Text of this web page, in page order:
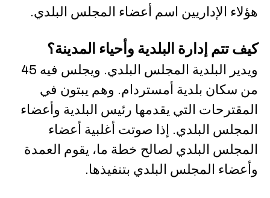
هؤلاء الإداريين اسم أعضاء المجلس البلدي.
كيف تتم إدارة البلدية وأحياء المدينة؟
ويدير البلدية المجلس البلدي. ويجلس فيه 45
من سكان بلدية أمستردام. وهم يبتون في
المقترحات التي يقدمها رئيس البلدية وأعضاء
المجلس البلدي. إذا صوتت أغلبية أعضاء
المجلس البلدي لصالح خطة ما، يقوم العمدة
وأعضاء المجلس البلدي بتنفيذها.